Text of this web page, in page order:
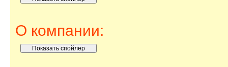
О компании: